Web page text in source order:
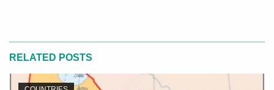
RELATED POSTS